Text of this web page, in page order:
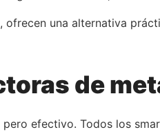
una alternativa
de
efectivo. Todos los